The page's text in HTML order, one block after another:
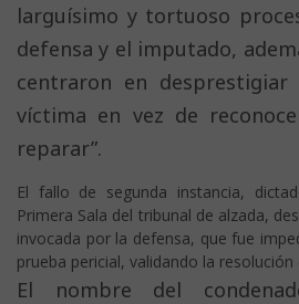
larguísimo y tortuoso
defensa y el imputado,
centraron en
víctima en vez de
reparar”.
El fallo de segunda instancia,
Primera Sala del tribunal de alzada,
invocada por la defensa, que fue
prueba pericial, validando la resolución
El nombre del